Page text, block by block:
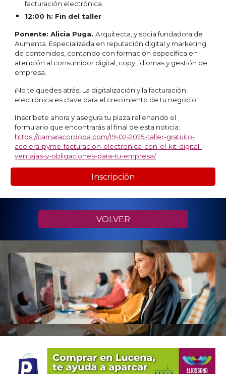
facturación electrónica.
12:00 h: Fin del taller
Ponente: Alicia Puga.Arquitecta, y socia fundadora de
Aumenta. Especializada en reputación digital y marketing
de contenidos, contando con formación específica en
atención al consumidor digital, copy, idiomas y gestión de
empresa.
¡No te quedes atrás! La digitalización y la facturación
electrónica es clave para el crecimiento de tu negocio.
Inscríbete ahora y asegura tu plaza rellenando el
formulario que encontrarás al final de esta noticia:
https://camaracordoba.com/19-02-2025-taller-gratuito-
acelera-pyme-facturacion-electronica-con-el-kit-digital-
ventajas-y-obligaciones-para-tu-empresa/
Inscripción
VOLVER